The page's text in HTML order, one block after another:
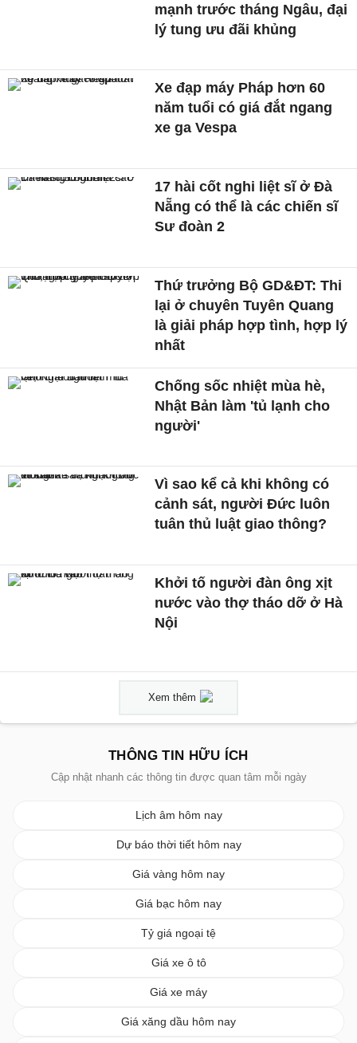
mạnh trước tháng Ngâu, đại
lý tung ưu đãi khủng
Xe đạp máy Pháp hơn 60
năm tuổi có giá đắt ngang
xe ga Vespa
17 hài cốt nghi liệt sĩ ở Đà
Nẵng có thể là các chiến sĩ
Sư đoàn 2
Thứ trưởng Bộ GD&ĐT: Thi
lại ở chuyên Tuyên Quang
là giải pháp hợp tình, hợp lý
nhất
Chống sốc nhiệt mùa hè,
Nhật Bản làm 'tủ lạnh cho
người'
Vì sao kể cả khi không có
cảnh sát, người Đức luôn
tuân thủ luật giao thông?
Khởi tố người đàn ông xịt
nước vào thợ tháo dỡ ở Hà
Nội
Xem thêm
THÔNG TIN HỮU ÍCH
Cập nhật nhanh các thông tin được quan tâm mỗi ngày
Lịch âm hôm nay
Dự báo thời tiết hôm nay
Giá vàng hôm nay
Giá bạc hôm nay
Tỷ giá ngoại tệ
Giá xe ô tô
Giá xe máy
Giá xăng dầu hôm nay